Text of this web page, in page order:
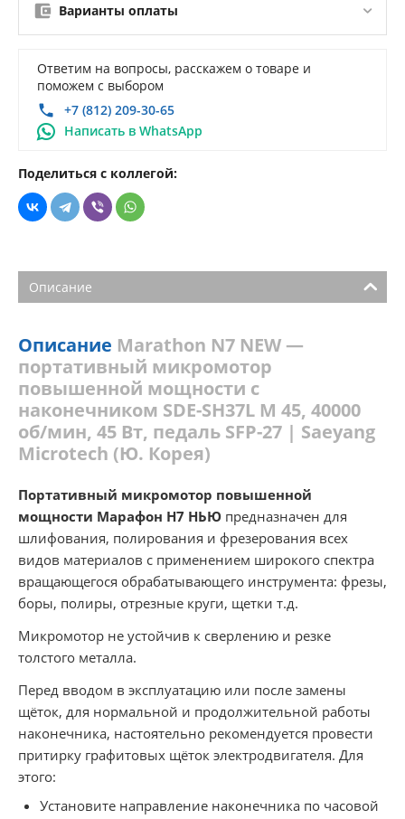
Варианты оплаты
Ответим на вопросы, расскажем о товаре и
поможем с выбором
+7 (812) 209-30-65
Написать в WhatsApp
Поделиться с коллегой:
Описание
Описание Marathon N7 NEW —
портативный микромотор
повышенной мощности с
наконечником SDE-SH37L М 45, 40000
об/мин, 45 Вт, педаль SFP-27 | Saeyang
Microtech (Ю. Корея)
Портативный микромотор повышенной
мощности Марафон Н7 НЬЮ предназначен для
шлифования, полирования и фрезерования всех
видов материалов с применением широкого спектра
вращающегося обрабатывающего инструмента: фрезы,
боры, полиры, отрезные круги, щетки т.д.
Микромотор не устойчив к сверлению и резке
толстого металла.
Перед вводом в эксплуатацию или после замены
щёток, для нормальной и продолжительной работы
наконечника, настоятельно рекомендуется провести
притирку графитовых щёток электродвигателя. Для
этого:
Установите направление наконечника по часовой